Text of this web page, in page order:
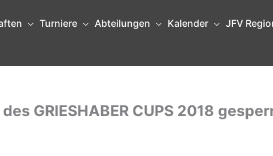
Turniere Abteilungen Kalender JFV
GRIESHABER CUPS 2018